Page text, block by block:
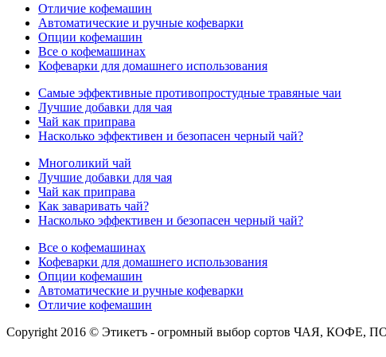
Отличие кофемашин
Автоматические и ручные кофеварки
Опции кофемашин
Все о кофемашинах
Кофеварки для домашнего использования
Самые эффективные противопростудные травяные чаи
Лучшие добавки для чая
Чай как приправа
Насколько эффективен и безопасен черный чай?
Многоликий чай
Лучшие добавки для чая
Чай как приправа
Как заваривать чай?
Насколько эффективен и безопасен черный чай?
Все о кофемашинах
Кофеварки для домашнего использования
Опции кофемашин
Автоматические и ручные кофеварки
Отличие кофемашин
Copyright 2016 © Этикетъ - огромный выбор сортов ЧАЯ,